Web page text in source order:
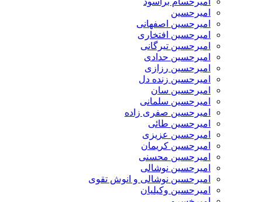
امیرحسین
امیرحسین اصفهانی
امیرحسین افتخاری
امیرحسین تیرگانی
امیرحسین حدادی
امیرحسین رزازی
امیرحسین زنده دل
امیرحسین سان
امیرحسین سلمانی
امیرحسین صفری زاده
امیرحسین طائی
امیرحسین عزیزی
امیرحسین کریمان
امیرحسین محسنی
امیرحسین نوشالی
امیرحسین نوشالی و انوش تقوی
امیرحسین وکیلیان